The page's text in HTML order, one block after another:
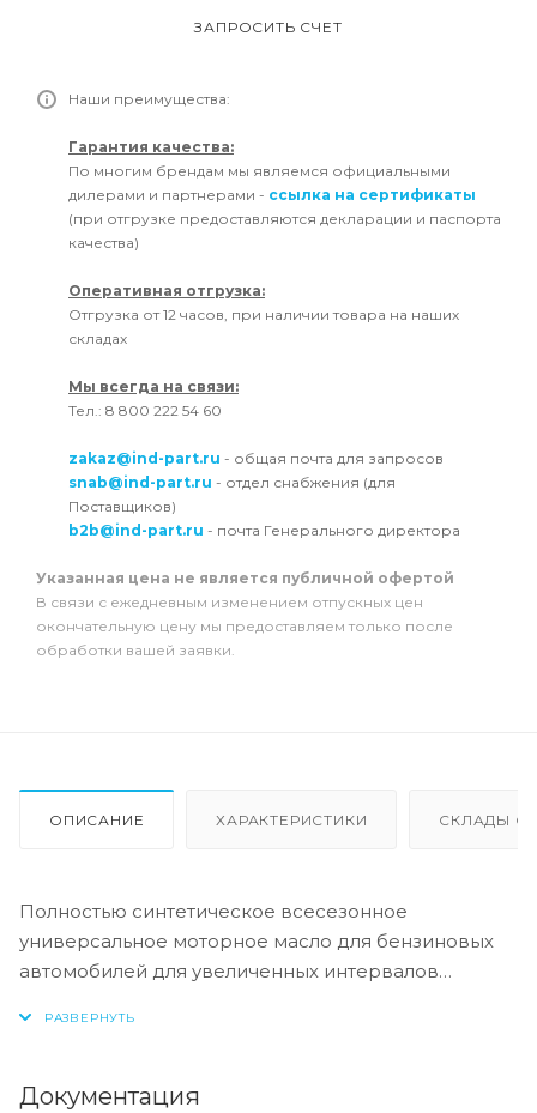
ЗАПРОСИТЬ СЧЕТ
Наши преимущества:
Гарантия качества:
По многим брендам мы являемся официальными
дилерами и партнерами - ссылка на сертификаты
(при отгрузке предоставляются декларации и паспорта
качества)
Оперативная отгрузка:
Отгрузка от 12 часов, при наличии товара на наших
складах
Мы всегда на связи:
Тел.: 8 800 222 54 60
zakaz@ind-part.ru - общая почта для запросов
snab@ind-part.ru - отдел снабжения (для
Поставщиков)
b2b@ind-part.ru - почта Генерального директора
Указанная цена не является публичной офертой
В связи с ежедневным изменением отпускных цен
окончательную цену мы предоставляем только после
обработки вашей заявки.
ОПИСАНИЕ ХАРАКТЕРИСТИКИ СКЛАДЫ
Полностью синтетическое всесезонное
универсальное моторное масло для бензиновых
автомобилей для увеличенных интервалов
Соответствие:
Документация